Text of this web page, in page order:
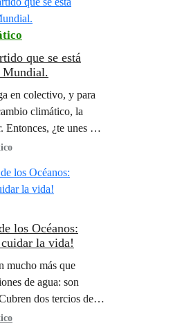
para saber más.
que se está
Mundial.
en colectivo, y para
climático, la
Entonces, ¿te unes al
teniendo Mundiales
4ta sede para
los Océanos:
cuidar la vida!
mucho más que
de agua: son
dos tercios de
cerca del